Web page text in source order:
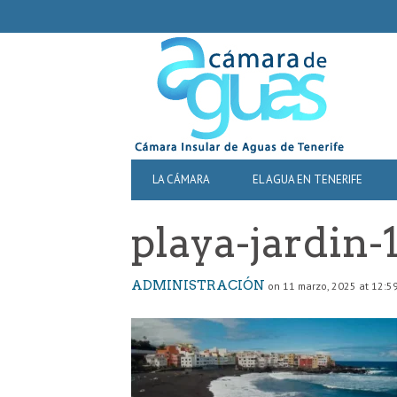
NAVIGATION
PRIMARY
NAVIGATION
LA CÁMARA EL AGUA EN TENERIFE
playa-jardin-
ADMINISTRACIÓN on 11 marzo, 2025 at 12:59